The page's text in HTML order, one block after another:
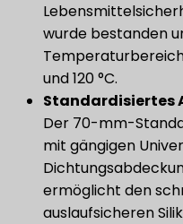
wurde bestanden
und 120 °C.
Standardisiertes
Der 70-mm-
mit gängigen
ermöglicht den
auslaufsicheren